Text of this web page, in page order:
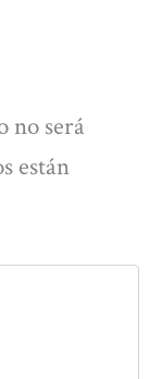
no será
están